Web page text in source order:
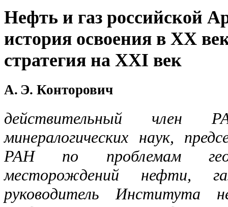
Нефть и газ российской
история освоения в XХ
стратегия на XXI век
А. Э. Конторович
действительный член
минералогических наук,
РАН по проблемам
месторождений нефти,
руководитель Института